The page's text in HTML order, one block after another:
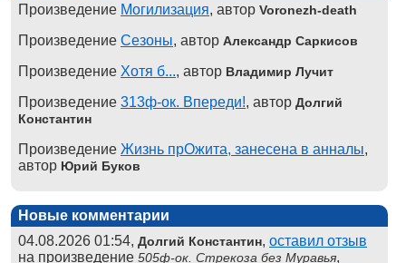
Произведение Могилизация, автор Voronezh-death
Произведение Сезоны, автор Александр Саркисов
Произведение Хотя б..., автор Владимир Лучит
Произведение 313ф-ок. Впереди!, автор Долгий
Константин
Произведение Жизнь прОжита, занесена в анналы,
автор Юрий Буков
Новые комментарии
04.08.2026 01:54, Долгий Константин, оставил отзыв
на произведение 505ф-ок. Стрекоза без Муравья,